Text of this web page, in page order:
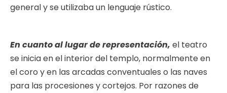
general y se utilizaba un lenguaje rústico.
En cuanto al lugar de representación, el teatro
se inicia en el interior del templo, normalmente en
el coro y en las arcadas conventuales o las naves
para las procesiones y cortejos. Por razones de